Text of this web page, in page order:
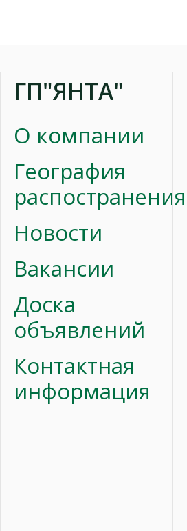
ГП"ЯНТА"
О компании
География
распостранения
Новости
Вакансии
Доска
объявлений
Контактная
информация